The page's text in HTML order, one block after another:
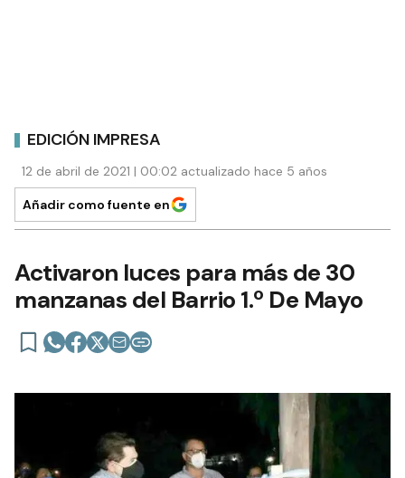
EDICIÓN IMPRESA
12 de abril de 2021 | 00:02 actualizado hace 5 años
Añadir como fuente en
Activaron luces para más de 30
manzanas del Barrio 1.º De Mayo